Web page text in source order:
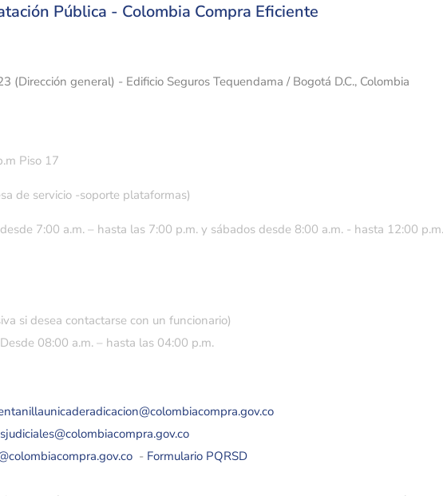
Pública - Colombia Compra Eficiente
(Dirección general) - Edificio Seguros Tequendama / Bogotá D.C., Colombia
Piso 17
de servicio -soporte plataformas)
7:00 a.m. – hasta las 7:00 p.m. y sábados desde 8:00 a.m. - hasta 12:00 p.m.
si desea contactarse con un funcionario)
08:00 a.m. – hasta las 04:00 p.m.
- Formulario PQRSD